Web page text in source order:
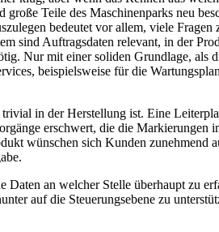
Teile des Maschinenparks neu
bedeutet vor allem, viele
sind Auftragsdaten relevant, in der
Nur mit einer soliden Grundlage,
beispielsweise für die
in der Herstellung ist. Eine
erschwert, die die
wünschen sich Kunden
an welcher Stelle überhaupt zu
auf die Steuerungsebene zu